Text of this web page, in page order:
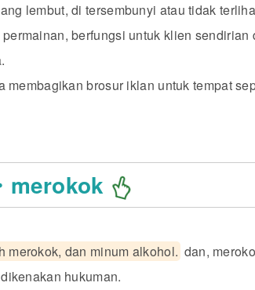
lembut, di tersembunyi atau tidak
berfungsi untuk klien sendirian
brosur iklan untuk tempat
merokok
merokok, dan minum alkohol. dan,
hukuman.